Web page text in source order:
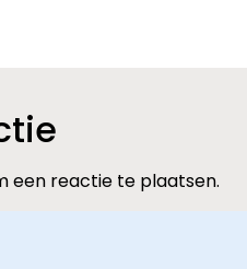
een reactie te plaatsen.